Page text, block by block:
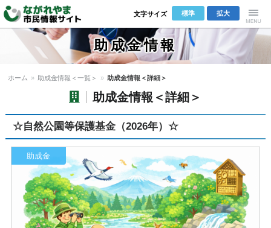
ながれやま
市民情報サ
Menu
拡大
標準
文字サイズ
助成金情報
ホーム » 助成金情報＜一覧＞ » 助成金情報＜詳細＞
助成金情報＜詳細＞
☆自然公園等保護基金（2026年）☆
助成金